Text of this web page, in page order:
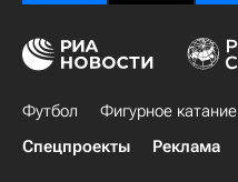
Футбол Фигурное катание
Спецпроекты
Реклама